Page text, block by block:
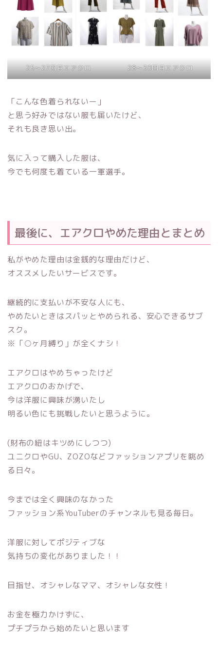
25〜27回目エアクロ 28〜30回目エアクロ
「こんな色着られないー」
と思う好みではない服も届いたけど、
それも良き思い出。
気に入って購入した服は、
今でも何度も着ている一軍選手。
最後に、エアクロやめた理由とまとめ
私がやめた理由は金銭的な理由だけど、
オススメしたいサービスです。
継続的に支払いが不安な人にも、
やめたいときはスパッとやめられる、安心できるサブ
スク。
※「○ヶ月縛り」が全くナシ！
エアクロはやめちゃったけど
エアクロのおかげで、
今は洋服に興味が湧いたし
明るい色にも挑戦したいと思うように。
(財布の紐はキツめにしつつ)
ユニクロやGU、ZOZOなどファッションアプリを眺め
る日々。
今までは全く興味のなかった
ファッション系YouTuberのチャンネルも見る毎日。
洋服に対してポジティブな
気持ちの変化がありました！！
目指せ、オシャレなママ、オシャレな女性！
お金を極力かけずに、
プチプラから始めたいと思います